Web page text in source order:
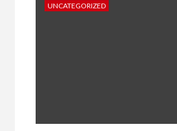
UNCATEGORIZED